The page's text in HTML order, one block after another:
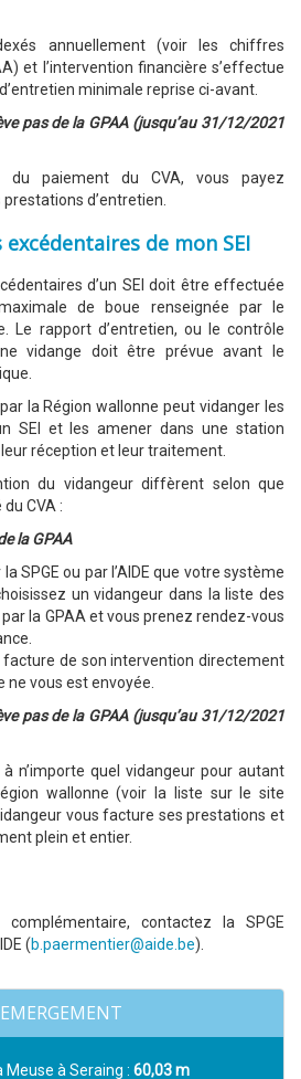
annuellement (voir les chiffres
et l’intervention financière s’effectue
minimale reprise ci-avant.
pas de la GPAA (jusqu’au 31/12/2021
paiement du CVA, vous payez
d’entretien.
de mon SEI
d’un SEI doit être effectuée
de boue renseignée par le
Le rapport d’entretien, ou le contrôle
vidange doit être prévue avant le
la Région wallonne peut vidanger les
SEI et les amener dans une station
réception et leur traitement.
du vidangeur diffèrent selon que
CVA :
la GPAA
SPGE ou par l’AIDE que votre système
un vidangeur dans la liste des
la GPAA et vous prenez rendez-vous
de son intervention directement
ne vous est envoyée.
pas de la GPAA (jusqu’au 31/12/2021
n’importe quel vidangeur pour autant
wallonne (voir la liste sur le site
vous facture ses prestations et
plein et entier.
contactez la SPGE
(b.paermentier@aide.be).
Meuse à Seraing : 60,03 m